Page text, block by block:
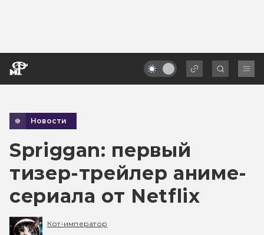
Новости
Spriggan: первый
тизер-трейлер аниме-
сериала от Netflix
Кот-император